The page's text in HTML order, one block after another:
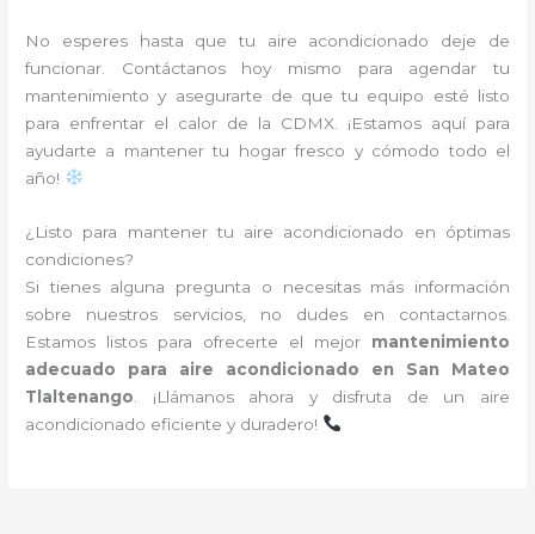
No esperes hasta que tu aire acondicionado deje de
funcionar. Contáctanos hoy mismo para agendar tu
mantenimiento y asegurarte de que tu equipo esté listo
para enfrentar el calor de la CDMX. ¡Estamos aquí para
ayudarte a mantener tu hogar fresco y cómodo todo el
año!
¿Listo para mantener tu aire acondicionado en óptimas
condiciones?
Si tienes alguna pregunta o necesitas más información
sobre nuestros servicios, no dudes en contactarnos.
Estamos listos para ofrecerte el mejor mantenimiento
adecuado para aire acondicionado en San Mateo
Tlaltenango . ¡Llámanos ahora y disfruta de un aire
acondicionado eficiente y duradero!